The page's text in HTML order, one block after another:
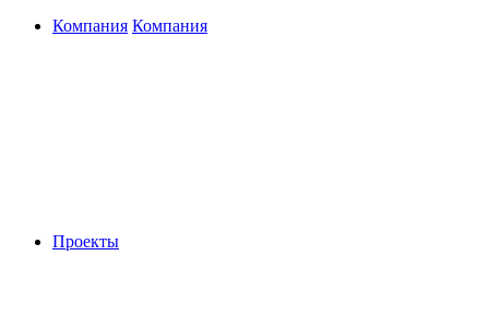
Компания Компания
Проекты